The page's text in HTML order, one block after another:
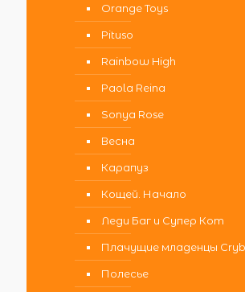
Orange Toys
Pituso
Rainbow High
Paola Reina
Sonya Rose
Весна
Карапуз
Кощей. Начало
Леди Баг и Супер Кот
Плачущие младенцы
Полесье